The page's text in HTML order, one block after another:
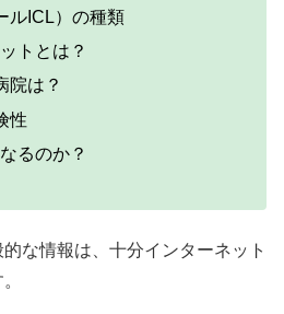
ルICL）の種類
トとは？
院は？
性
るのか？
的な情報は、十分インターネット